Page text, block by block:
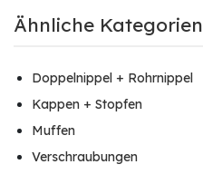
Ähnliche Kategorien
Doppelnippel + Rohrnippel
Kappen + Stopfen
Muffen
Verschraubungen